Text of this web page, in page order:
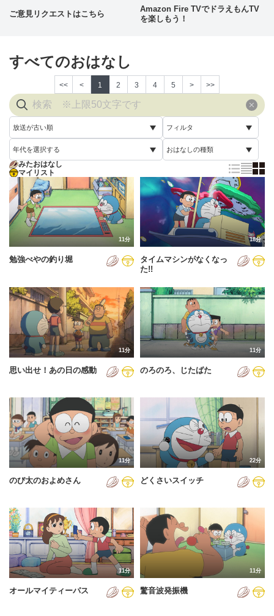
ご意見リクエストはこちら
Amazon Fire TVでドラえもんTV
を楽しもう！
すべてのおはなし
<< < 1 2 3 4 5 > >>
放送が古い順
放送が古い順
放送が新しい順
配信が古い順
配信が新しい順
あいうえお順(降順)
動画が長い順
動画が短い順
フィルタ
すべて
未視聴
年代を選択する
すべて
2005年
2006年
2007年
2008年
2011年
2012年
2013年
2014年
2015年
2016年
2017年
2019年
2020年
2021年
2022年
おはなしの種類
通常回
誕生日スペシャル
みたおはなし
マイリスト
11分
勉強べやの釣り堀
18分
タイムマシンがなくなっ
た!!
11分
思い出せ！あの日の感動
11分
のろのろ、じたばた
11分
のび太のおよめさん
22分
どくさいスイッチ
11分
オールマイティーパス
11分
驚音波発振機